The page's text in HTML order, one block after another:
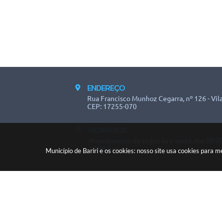
Município de Bariri e os cookies: nosso site usa cookies para
ENDEREÇO
Rua Francisco Munhoz Cegarra, nº 126 -
CEP: 17255-070
17:00 horas.